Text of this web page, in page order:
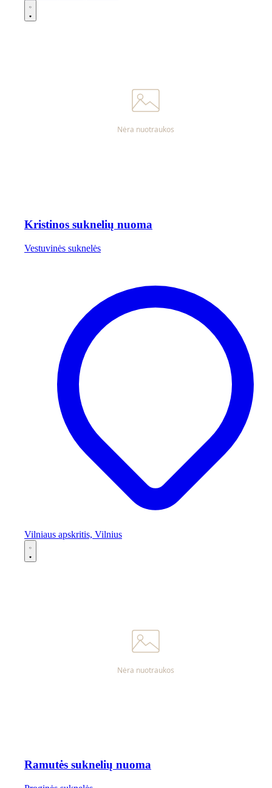
Kristinos suknelių nuoma
Vestuvinės suknelės
Vilniaus apskritis, Vilnius
Ramutės suknelių nuoma